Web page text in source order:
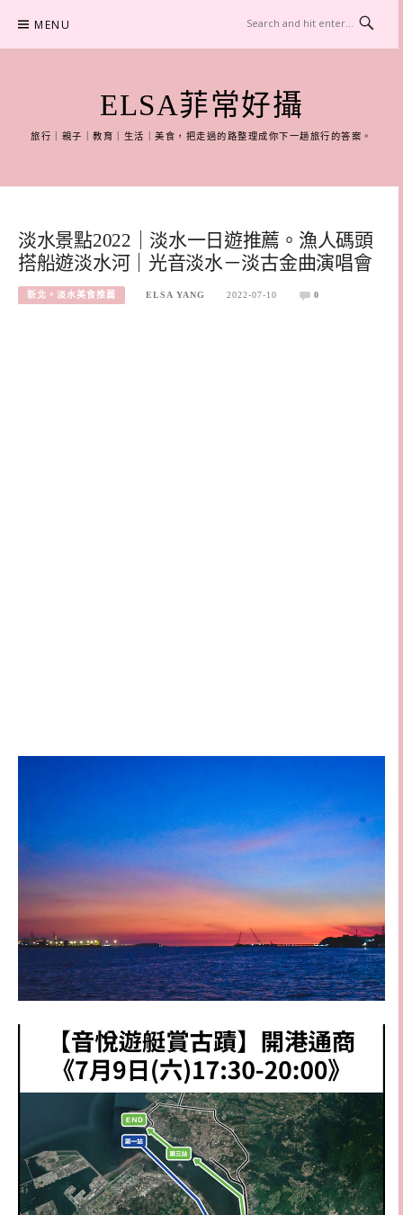
content
MENU
ELSA菲常好攝
旅行｜親子｜教育｜生活｜美食，把走過的路整理成你下一趟旅行的答案。
淡水景點2022｜淡水一日遊推薦。漁人碼頭
搭船遊淡水河｜光音淡水－淡古金曲演唱會
新北。淡水美食推薦 ELSA YANG 2022-07-10 0